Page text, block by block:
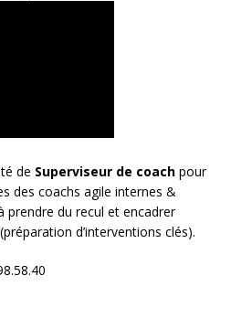
de Superviseur de coach pour
des coachs agile internes &
prendre du recul et encadrer
d’interventions clés).